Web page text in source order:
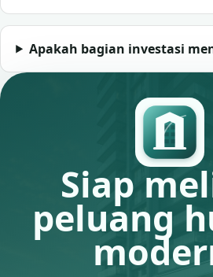
Apakah bagian investasi
Siap
peluang